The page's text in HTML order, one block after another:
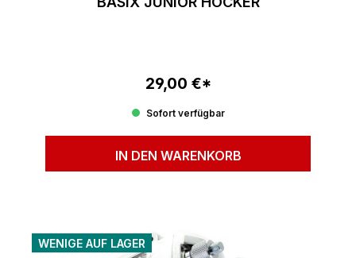
Regulärer Preis:
29,00 €*
Sofort verfügbar
IN DEN WARENKORB
WENIGE AUF LAGER